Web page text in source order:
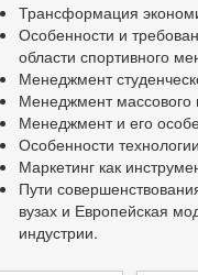
Трансформация
Особенности и
области спортивного
Менеджмент
Менеджмент массового
Менеджмент и его
Особенности
Маркетинг как
Пути
вузах и Европейская
индустрии.